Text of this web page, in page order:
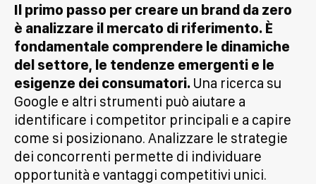
Il primo passo per creare un brand da zero
è analizzare il mercato di riferimento. È
fondamentale comprendere le dinamiche
del settore, le tendenze emergenti e le
esigenze dei consumatori. Una ricerca su
Google e altri strumenti può aiutare a
identificare i competitor principali e a capire
come si posizionano. Analizzare le strategie
dei concorrenti permette di individuare
opportunità e vantaggi competitivi unici.